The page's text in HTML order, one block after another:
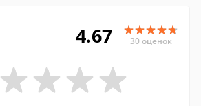
4.67 30 оценок